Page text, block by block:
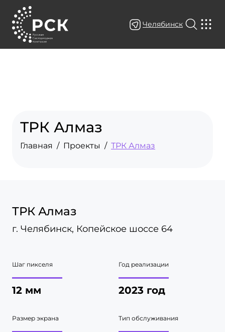
Челябинск
ТРК Алмаз
Главная Проекты ТРК Алмаз
ТРК Алмаз
г. Челябинск, Копейское шоссе 64
Шаг пикселя
12 мм
Год реализации
2023 год
Размер экрана Тип обслуживания